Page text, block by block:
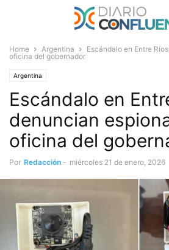
Home Argentina
Escándalo en Entre
oficina del gobernador
Argentina
Escándalo en
denuncian
oficina del
Por Redacción - miércoles 21 de enero, 2026